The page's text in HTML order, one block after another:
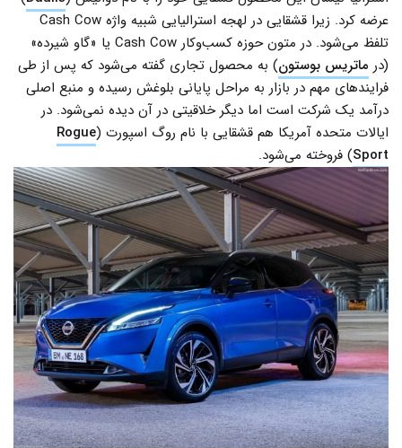
عرضه کرد. زیرا قشقایی در لهجه استرالیایی شبیه واژه Cash Cow
تلفظ می‌شود. در متون حوزه کسب‌وکار Cash Cow یا «گاو شیرده»
(در ماتریس بوستون) به محصول تجاری گفته می‌شود که پس از طی
فرایندهای مهم در بازار به مراحل پایانی بلوغش رسیده و منبع اصلی
درآمد یک شرکت است اما دیگر خلاقیتی در آن دیده نمی‌شود. در
ایالات متحده آمریکا هم قشقایی با نام روگ اسپورت (Rogue
Sport) فروخته می‌شود.